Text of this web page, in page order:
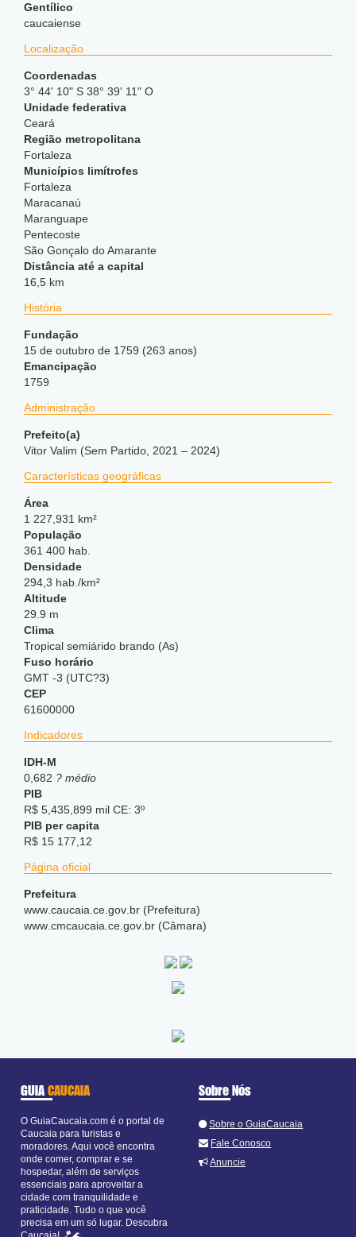
Gentílico
caucaiense
Localização
Coordenadas
3° 44' 10" S 38° 39' 11" O
Unidade federativa
Ceará
Região metropolitana
Fortaleza
Municípios limítrofes
Fortaleza
Maracanaú
Maranguape
Pentecoste
São Gonçalo do Amarante
Distância até a capital
16,5 km
História
Fundação
15 de outubro de 1759 (263 anos)
Emancipação
1759
Administração
Prefeito(a)
Vitor Valim (Sem Partido, 2021 – 2024)
Características geográficas
Área
1 227,931 km²
População
361 400 hab.
Densidade
294,3 hab./km²
Altitude
29.9 m
Clima
Tropical semiárido brando (As)
Fuso horário
GMT -3 (UTC?3)
CEP
61600000
Indicadores
IDH-M
0,682 ? médio
PIB
R$ 5,435,899 mil CE: 3º
PIB per capita
R$ 15 177,12
Página oficial
Prefeitura
www .caucaia .ce .gov .br (Prefeitura)
www .cmcaucaia .ce .gov .br (Câmara)
GUIACAUCAIA
O GuiaCaucaia.com é o portal de
Caucaia para turistas e
moradores. Aqui você encontra
onde comer, comprar e se
hospedar, além de serviços
essenciais para aproveitar a
cidade com tranquilidade e
praticidade. Tudo o que você
precisa em um só lugar. Descubra
Sobre Nós
Sobre o GuiaCaucaia
Fale Conosco
Anuncie